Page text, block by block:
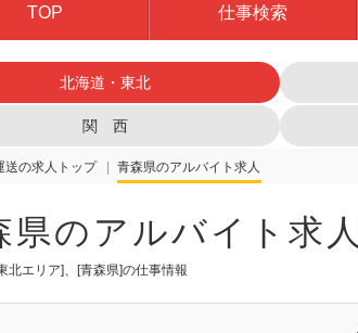
TOP 仕事検索
北海道・東北
関 西
送の求人トップ 青森県
県のアルバイト求
北エリア]、[青森県]の仕事情報